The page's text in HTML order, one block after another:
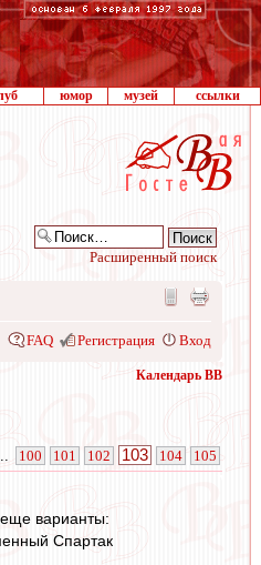
юмор музей ссылки
Расширенный поиск
FAQ Регистрация Вход
Календарь ВВ
100 101 102 103 104 105
еще варианты:
Спартак